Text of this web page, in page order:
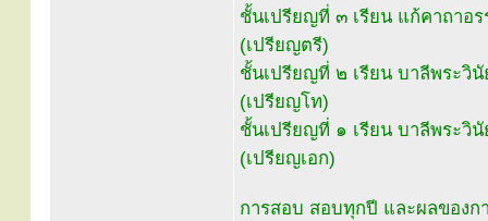
ชั้นเปรียญที่ ๓ เรียน แก้คาถาอ
(เปรียญตรี)
ชั้นเปรียญที่ ๒ เรียน บาลีพระวิ
(เปรียญโท)
ชั้นเปรียญที่ ๑ เรียน บาลีพระวิ
(เปรียญเอก)
การสอบ สอบทุกปี และผลของ